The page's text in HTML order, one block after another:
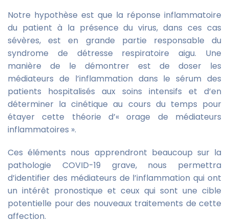
Notre hypothèse est que la réponse inflammatoire
du patient à la présence du virus, dans ces cas
sévères, est en grande partie responsable du
syndrome de détresse respiratoire aigu. Une
manière de le démontrer est de doser les
médiateurs de l’inflammation dans le sérum des
patients hospitalisés aux soins intensifs et d’en
déterminer la cinétique au cours du temps pour
étayer cette théorie d’« orage de médiateurs
inflammatoires ».
Ces éléments nous apprendront beaucoup sur la
pathologie COVID-19 grave, nous permettra
d’identifier des médiateurs de l’inflammation qui ont
un intérêt pronostique et ceux qui sont une cible
potentielle pour des nouveaux traitements de cette
affection.